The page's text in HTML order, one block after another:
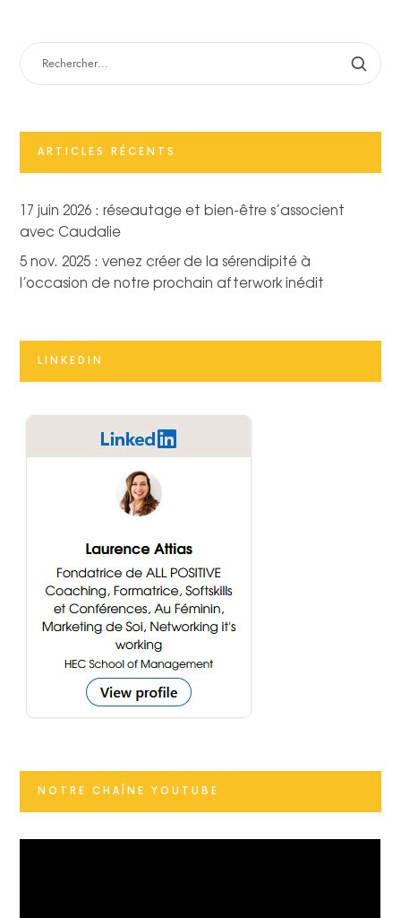
RECHERCHER :
ARTICLES RÉCENTS
17 juin 2026 : réseautage et bien-être s’associent
avec Caudalie
5 nov. 2025 : venez créer de la sérendipité à
l’occasion de notre prochain afterwork inédit
LINKEDIN
NOTRE CHAÎNE YOUTUBE